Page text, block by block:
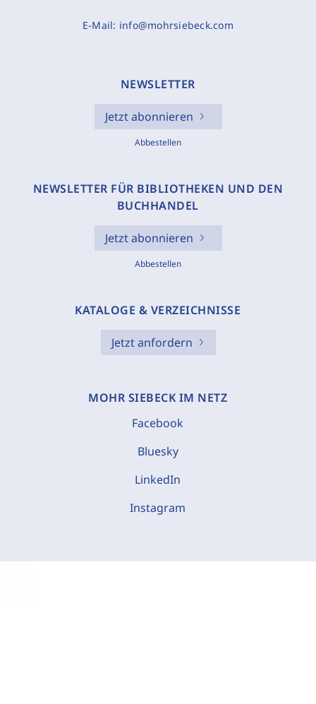
E-Mail: info@mohrsiebeck.com
NEWSLETTER
Jetzt abonnieren
Abbestellen
NEWSLETTER FÜR BIBLIOTHEKEN UND DEN
BUCHHANDEL
Jetzt abonnieren
Abbestellen
KATALOGE & VERZEICHNISSE
Jetzt anfordern
MOHR SIEBECK IM NETZ
Facebook
Bluesky
LinkedIn
Instagram